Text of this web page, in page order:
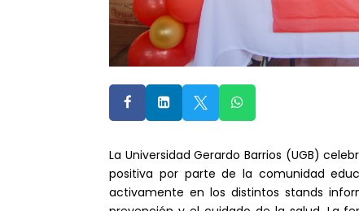
   
La Universidad Gerardo Barrios (UGB)
positiva por parte de la comunidad
activamente en los distintos stands